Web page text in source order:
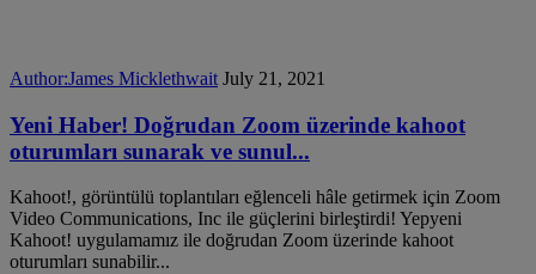
Author:James Micklethwait July 21, 2021
Yeni Haber! Doğrudan Zoom üzerinde kahoot
oturumları sunarak ve sunul...
Kahoot!, görüntülü toplantıları eğlenceli hâle getirmek için Zoom
Video Communications, Inc ile güçlerini birleştirdi! Yepyeni
Kahoot! uygulamamız ile doğrudan Zoom üzerinde kahoot
oturumları sunabilir...